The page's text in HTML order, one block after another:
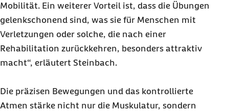
Mobilität. Ein weiterer Vorteil ist, dass die Übungen
gelenkschonend sind, was sie für Menschen mit
Verletzungen oder solche, die nach einer
Rehabilitation zurückkehren, besonders attraktiv
macht“, erläutert Steinbach.
Die präzisen Bewegungen und das kontrollierte
Atmen stärke nicht nur die Muskulatur, sondern